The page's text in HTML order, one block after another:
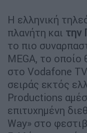
Η ελληνική
πλανήτη και την
το πιο
MEGA, το οποίο
στο Vodafone
σειράς εκτός
Productions
επιτυχημένη
Way» στο